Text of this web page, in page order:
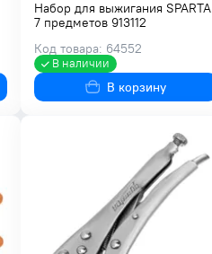
Набор для выжигания SPARTA
7 предметов 913112
Код товара: 64552
В наличии
В корзину